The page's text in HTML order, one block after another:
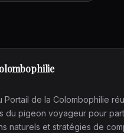
de la Colombophilie
du pigeon voyageur pour
naturels et stratégies de